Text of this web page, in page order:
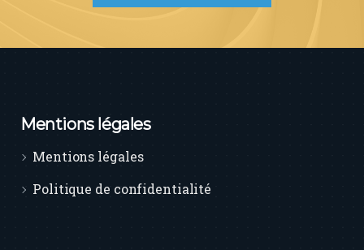
Mentions légales
Mentions légales
Politique de confidentialité